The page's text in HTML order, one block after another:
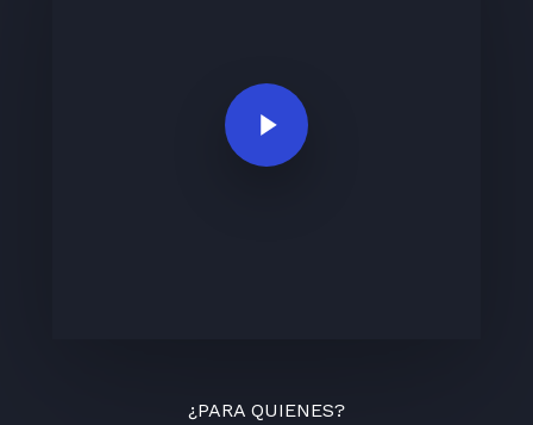
Play Video
¿PARA QUIENES?